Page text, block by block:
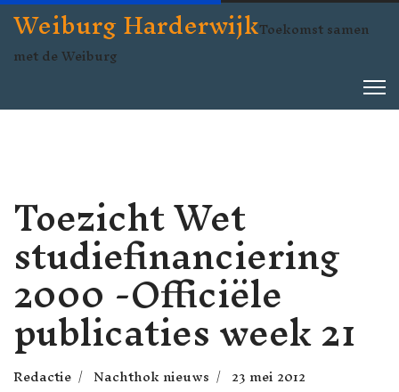
Weiburg HarderwijkToekomst samen
met de Weiburg
Toezicht Wet
studiefinanciering
2000 -Officiële
publicaties week 21
Redactie Nachthok nieuws 23 mei 2012